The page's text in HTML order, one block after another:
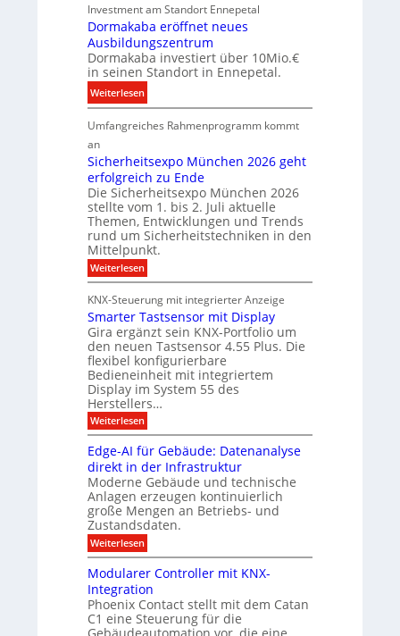
u
r
e
e
n
n
M
a
r
k
e
t
i
t
o
n
r
t
n
e
r
b
e
M
D
T
T
e
c
h
n
l
o
g
i
e
s
i
g
i
t
a
l
e
B
a
n
d
f
r
ü
h
e
s
t
e
r
k
e
n
n
u
n
g
m
i
t
A
n
s
a
u
g
Investment am Standort Ennepetal
Dormakaba eröffnet neues
Ausbildungszentrum
Dormakaba investiert über 10Mio.€
in seinen Standort in Ennepetal.
Weiterlesen:
D
o
m
a
k
a
b
a
e
r
f
f
n
e
t
n
e
u
e
s
A
u
s
b
i
u
n
Umfangreiches Rahmenprogramm kommt
an
Sicherheitsexpo München 2026 geht
erfolgreich zu Ende
Die Sicherheitsexpo München 2026
stellte vom 1. bis 2. Juli aktuelle
Themen, Entwicklungen und Trends
rund um Sicherheitstechniken in den
Mittelpunkt.
Weiterlesen:
S
c
h
e
r
h
e
i
t
s
x
o
M
ü
n
c
h
e
n
2
2
6
g
e
h
KNX-Steuerung mit integrierter Anzeige
Smarter Tastsensor mit Display
Gira ergänzt sein KNX-Portfolio um
den neuen Tastsensor 4.55 Plus. Die
flexibel konfigurierbare
Bedieneinheit mit integriertem
Display im System 55 des
Herstellers…
Weiterlesen:
S
m
a
r
t
e
r
T
a
s
t
s
e
n
s
o
r
Edge-AI für Gebäude: Datenanalyse
direkt in der Infrastruktur
Moderne Gebäude und technische
Anlagen erzeugen kontinuierlich
große Mengen an Betriebs- und
Zustandsdaten.
Weiterlesen:
E
g
e
-
A
I
Modularer Controller mit KNX-
Integration
Phoenix Contact stellt mit dem Catan
C1 eine Steuerung für die
Gebäudeautomation vor, die eine